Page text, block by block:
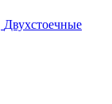
Двухстоечные